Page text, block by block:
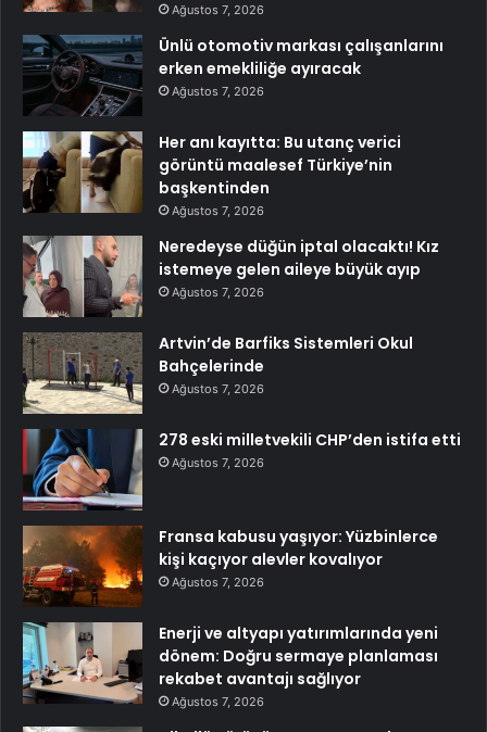
Ağustos 7, 2026
Ünlü otomotiv markası çalışanlarını
erken emekliliğe ayıracak
Ağustos 7, 2026
Her anı kayıtta: Bu utanç verici
görüntü maalesef Türkiye’nin
başkentinden
Ağustos 7, 2026
Neredeyse düğün iptal olacaktı! Kız
istemeye gelen aileye büyük ayıp
Ağustos 7, 2026
Artvin’de Barfiks Sistemleri Okul
Bahçelerinde
Ağustos 7, 2026
278 eski milletvekili CHP’den istifa etti
Ağustos 7, 2026
Fransa kabusu yaşıyor: Yüzbinlerce
kişi kaçıyor alevler kovalıyor
Ağustos 7, 2026
Enerji ve altyapı yatırımlarında yeni
dönem: Doğru sermaye planlaması
rekabet avantajı sağlıyor
Ağustos 7, 2026